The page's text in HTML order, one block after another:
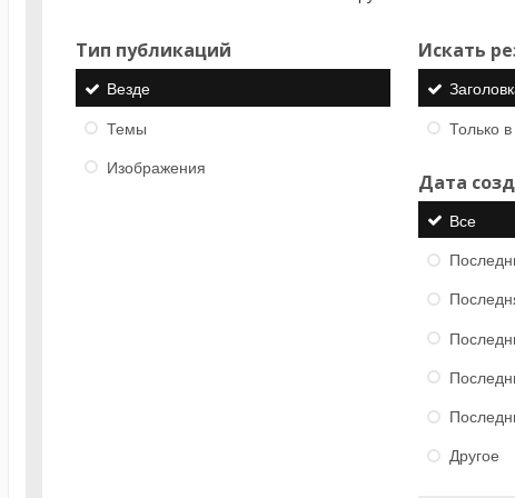
Тип публикаций
Везде
Темы
Изображения
Искать
Только
Дата
Все
Другое